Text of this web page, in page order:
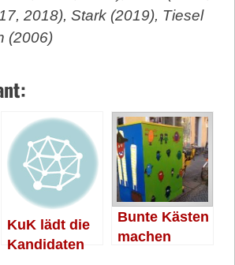
2018), Stark (2019), Tiesel
(2006)
KuK lädt die
Kandidaten
Bunte Kästen
machen